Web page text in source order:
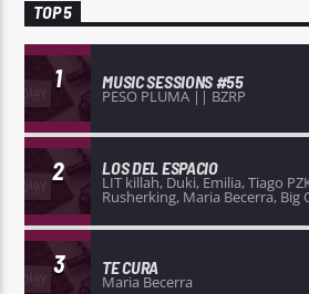
TOP 5
1 MUSIC SESSIONS #55
PESO PLUMA || BZRP
2 LOS DEL ESPACIO
LIT killah, Duki, Emilia, Tiago
Rusherking, Maria Becerra, Big
3 TE CURA
Maria Becerra